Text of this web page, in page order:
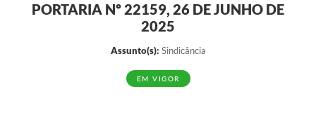
PORTARIA Nº 22159, 26 DE JUNHO DE
2025
Assunto(s): Sindicância
EM VIGOR